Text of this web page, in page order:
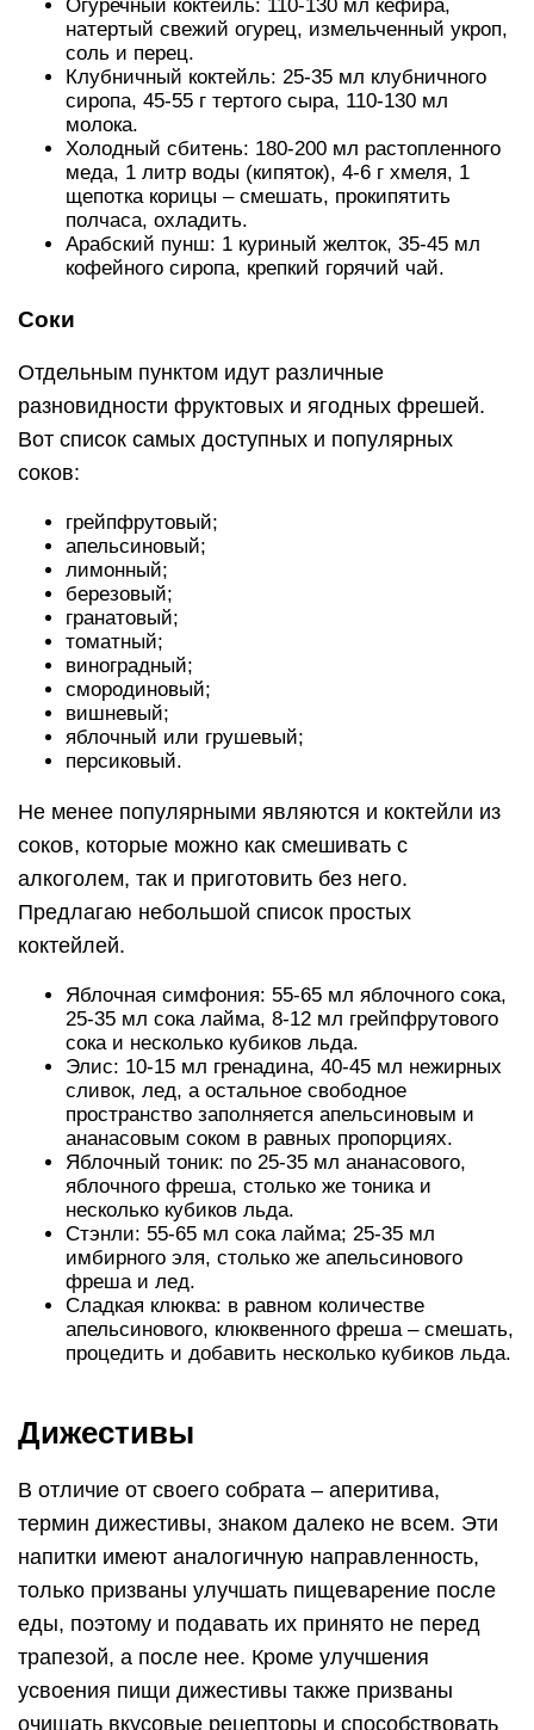
Огуречный коктейль: 110-130 мл кефира,
натертый свежий огурец, измельченный укроп,
соль и перец.
Клубничный коктейль: 25-35 мл клубничного
сиропа, 45-55 г тертого сыра, 110-130 мл
молока.
Холодный сбитень: 180-200 мл растопленного
меда, 1 литр воды (кипяток), 4-6 г хмеля, 1
щепотка корицы – смешать, прокипятить
полчаса, охладить.
Арабский пунш: 1 куриный желток, 35-45 мл
кофейного сиропа, крепкий горячий чай.
Соки
Отдельным пунктом идут различные
разновидности фруктовых и ягодных фрешей.
Вот список самых доступных и популярных
соков:
грейпфрутовый;
апельсиновый;
лимонный;
березовый;
гранатовый;
томатный;
виноградный;
смородиновый;
вишневый;
яблочный или грушевый;
персиковый.
Не менее популярными являются и коктейли из
соков, которые можно как смешивать с
алкоголем, так и приготовить без него.
Предлагаю небольшой список простых
коктейлей.
Яблочная симфония: 55-65 мл яблочного сока,
25-35 мл сока лайма, 8-12 мл грейпфрутового
сока и несколько кубиков льда.
Элис: 10-15 мл гренадина, 40-45 мл нежирных
сливок, лед, а остальное свободное
пространство заполняется апельсиновым и
ананасовым соком в равных пропорциях.
Яблочный тоник: по 25-35 мл ананасового,
яблочного фреша, столько же тоника и
несколько кубиков льда.
Стэнли: 55-65 мл сока лайма; 25-35 мл
имбирного эля, столько же апельсинового
фреша и лед.
Сладкая клюква: в равном количестве
апельсинового, клюквенного фреша – смешать,
процедить и добавить несколько кубиков льда.
Дижестивы
В отличие от своего собрата – аперитива,
термин дижестивы, знаком далеко не всем. Эти
напитки имеют аналогичную направленность,
только призваны улучшать пищеварение после
еды, поэтому и подавать их принято не перед
трапезой, а после нее. Кроме улучшения
усвоения пищи дижестивы также призваны
очищать вкусовые рецепторы и способствовать